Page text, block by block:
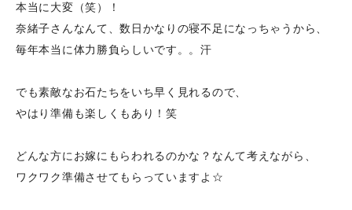
本当に大変（笑）！
奈緒子さんなんて、数日かなりの寝不足になっちゃうから、
毎年本当に体力勝負らしいです。。汗
でも素敵なお石たちをいち早く見れるので、
やはり準備も楽しくもあり！笑
どんな方にお嫁にもらわれるのかな？なんて考えながら、
ワクワク準備させてもらっていますよ☆